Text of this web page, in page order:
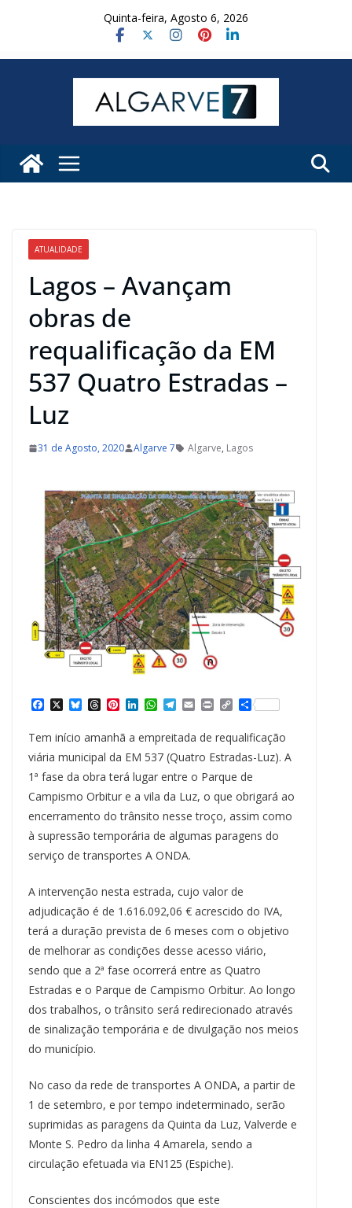
Quinta-feira, Agosto 6, 2026
ATUALIDADE
Lagos – Avançam
obras de
requalificação da EM
537 Quatro Estradas –
Luz
31 de Agosto, 2020 Algarve 7 Algarve, Lagos
a
e
b
o
o
k
X B
e
s
k
y
T
h
e
a
d
s
P
n
t
e
r
e
s
L
k
e
d
I
n
W
h
t
s
A
p
p
T
e
e
g
r
a
m
E
m
i
l
P
n
t
C
o
y
L
i
n
k
S
h
a
r
e
Tem início amanhã a empreitada de requalificação
viária municipal da EM 537 (Quatro Estradas-Luz). A
1ª fase da obra terá lugar entre o Parque de
Campismo Orbitur e a vila da Luz, o que obrigará ao
encerramento do trânsito nesse troço, assim como
à supressão temporária de algumas paragens do
serviço de transportes A ONDA.
A intervenção nesta estrada, cujo valor de
adjudicação é de 1.616.092,06 € acrescido do IVA,
terá a duração prevista de 6 meses com o objetivo
de melhorar as condições desse acesso viário,
sendo que a 2ª fase ocorrerá entre as Quatro
Estradas e o Parque de Campismo Orbitur. Ao longo
dos trabalhos, o trânsito será redirecionado através
de sinalização temporária e de divulgação nos meios
do município.
No caso da rede de transportes A ONDA, a partir de
1 de setembro, e por tempo indeterminado, serão
suprimidas as paragens da Quinta da Luz, Valverde e
Monte S. Pedro da linha 4 Amarela, sendo a
circulação efetuada via EN125 (Espiche).
Conscientes dos incómodos que este